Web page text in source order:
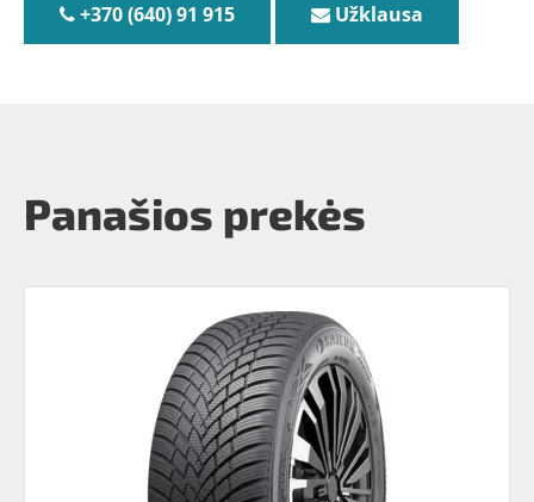
+370 (640) 91 915 Užklausa
Panašios prekės